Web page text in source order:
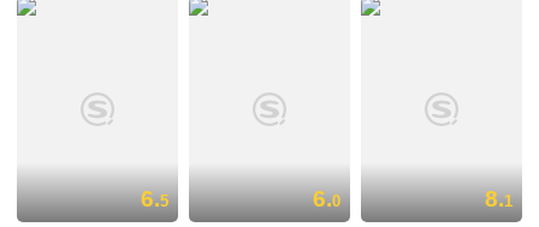
6.5 6.0 8.1